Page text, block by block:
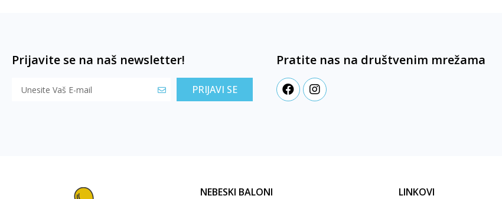
Prijavite se na naš newsletter!
PRIJAVI SE
Pratite nas na društvenim mrežama
NEBESKI BALONI LINKOVI